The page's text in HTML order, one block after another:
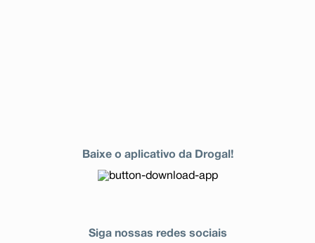
Baixe o aplicativo da Drogal!
Siga nossas redes sociais